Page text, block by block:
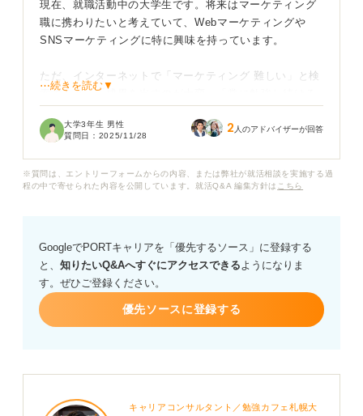
現在、就職活動中の大学生です。将来はマーケティング
職に携わりたいと考えていて、Webマーケティングや
SNSマーケティングに特に興味を持っています。
ただ、インターネットで「マーケティング 難しい」と検
索すると、「成果を出すのが大変」「常に勉強し続ける
情報が多く、不安を感じています。
多いのかも気になります。
⋯続きを読む▼
大学3年生 男性
質問日： 2025/11/28 2 人のアドバイザーが回答
※質問は、エントリーフォームからの内容、または弊社が就活相談を実施する過
程の中で寄せられた内容を公開しています。就活Q&A 編集方針は こちら
GoogleでPORTキャリアを「優先するソース」に登録する
と、 知りたいQ&Aへすぐにアクセスできるようになりま
す。ぜひご登録ください。
優先ソースに登録する
キャリアコンサルタント／勉強カフェ札幌大